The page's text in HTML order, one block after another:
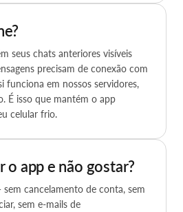
seus chats anteriores visíveis
precisam de conexão com
funciona em nossos servidores,
É isso que mantém o app
celular frio.
o app e não gostar?
cancelamento de conta, sem
sem e-mails de